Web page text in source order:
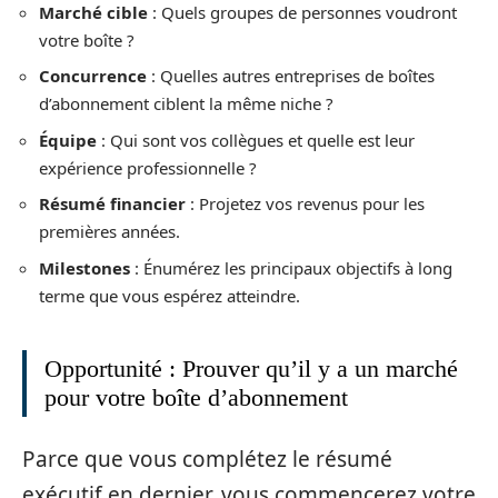
Marché cible : Quels groupes de personnes voudront
votre boîte ?
Concurrence : Quelles autres entreprises de boîtes
d’abonnement ciblent la même niche ?
Équipe : Qui sont vos collègues et quelle est leur
expérience professionnelle ?
Résumé financier : Projetez vos revenus pour les
premières années.
Milestones : Énumérez les principaux objectifs à long
terme que vous espérez atteindre.
Opportunité : Prouver qu’il y a un marché
pour votre boîte d’abonnement
Parce que vous complétez le résumé